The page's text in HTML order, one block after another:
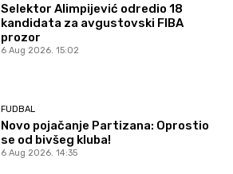
Selektor Alimpijević odredio 18
kandidata za avgustovski FIBA
prozor
6 Aug 2026. 15:02
FUDBAL
Novo pojačanje Partizana: Oprostio
se od bivšeg kluba!
6 Aug 2026. 14:35